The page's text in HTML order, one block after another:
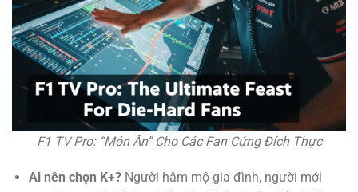
F1 TV Pro: “Món Ăn” Cho Các Fan Cứng Đích Thực
Ai nên chọn K+?Người hâm mộ gia đình, người mới